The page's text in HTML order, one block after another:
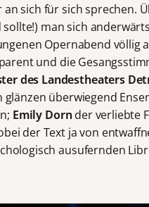
sich für sich sprechen.
man sich
Opernabend völlig
und die
des Landestheaters
glänzen überwiegend
Emily Dornder verliebte
der Text ja von
ausufernden